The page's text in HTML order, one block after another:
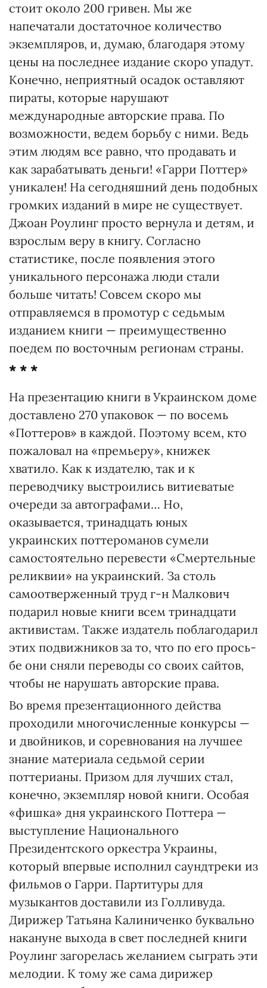
стоит около 200 гривен. Мы же
напечатали достаточное количество
экземпляров, и, думаю, благодаря этому
цены на последнее издание скоро упадут.
Конечно, неприятный осадок оставляют
пираты, которые нарушают
международные авторские права. По
возможности, ведем борьбу с ними. Ведь
этим людям все равно, что продавать и
как зарабатывать деньги! «Гарри Поттер»
уникален! На сегодняшний день подобных
громких изданий в мире не существует.
Джоан Роулинг просто вернула и детям, и
взрослым веру в книгу. Согласно
статистике, после появления этого
уникального персонажа люди стали
больше читать! Совсем скоро мы
отправляемся в промотур с седьмым
изданием книги — преимущественно
поедем по восточным регионам страны.
* * *
На презентацию книги в Укра­инс­ком доме
доставлено 270 упаковок — по восемь
«Поттеров» в каждой. Поэтому всем, кто
пожаловал на «премьеру», книжек
хватило. Как к издателю, так и к
переводчику выстроились витиеватые
очереди за автографами… Но,
оказывается, тринадцать юных
украинских поттероманов сумели
самостоятельно перевести «Смер­тельные
реликвии» на украинский. За столь
самоотверженный труд г-н Малкович
подарил новые книги всем тринадцати
активистам. Также издатель поблагодарил
этих подвижников за то, что по его прось­
бе они сняли переводы со своих сайтов,
что­бы не нарушать авторские права.
Во время презентационного действа
проходили многочисленные конкурсы —
и двойников, и соревнования на лучшее
знание материала седьмой серии
поттерианы. Призом для лучших стал,
конечно, экземпляр новой книги. Особая
«фишка» дня украинского Поттера —
выступление Национального
Президентского оркестра Украины,
который впервые исполнил саундтреки из
фильмов о Гарри. Партитуры для
музыкантов доставили из Голливуда.
Дирижер Татьяна Калиниченко буквально
накануне выхода в свет последней книги
Роулинг загорелась желанием сыграть эти
мелодии. К тому же сама дирижер